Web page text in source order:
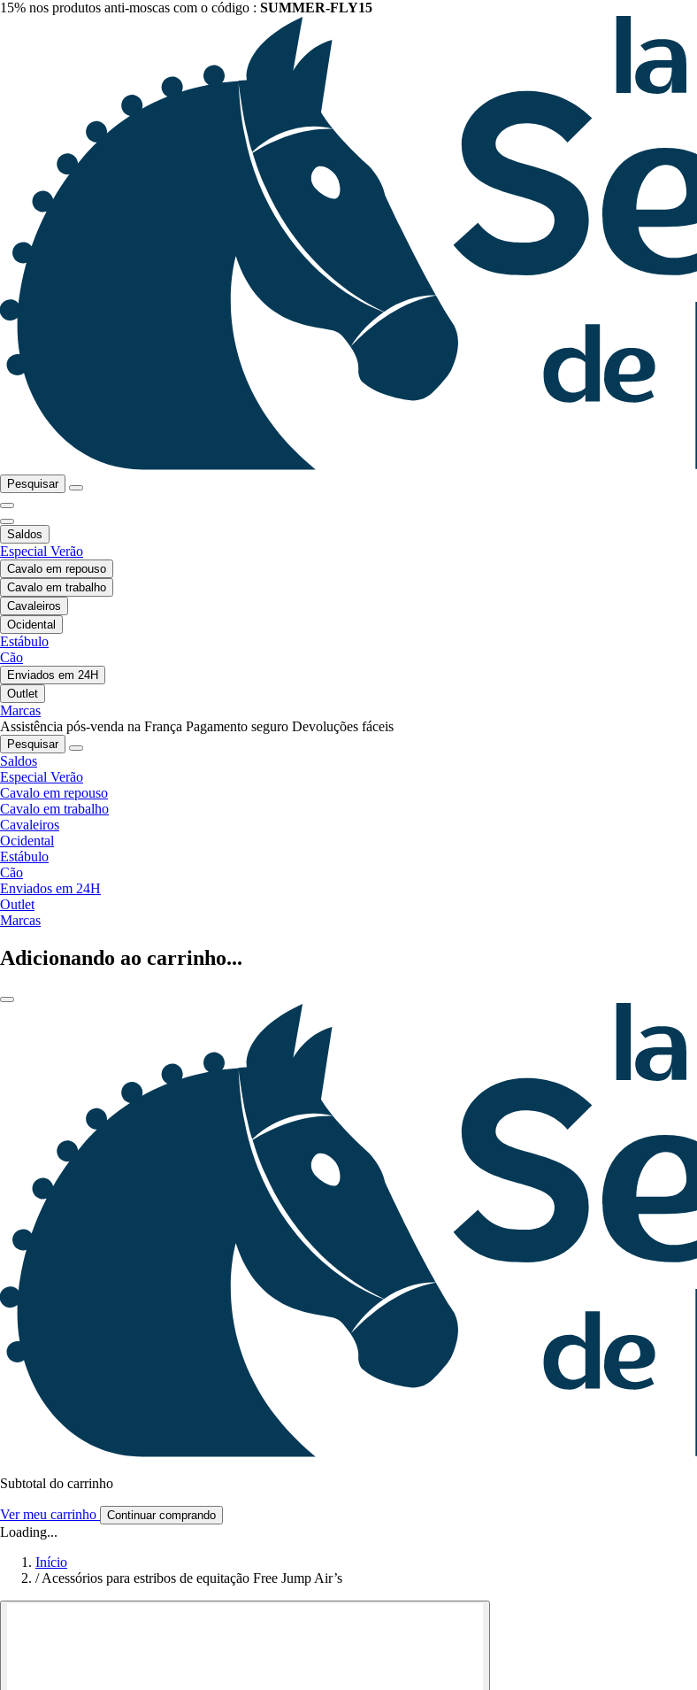
15% nos produtos anti-moscas com o código : SUMMER-FLY15
Pesquisar
Saldos
Especial Verão
Cavalo em repouso
Cavalo em trabalho
Cavaleiros
Ocidental
Estábulo
Cão
Enviados em 24H
Outlet
Marcas
Assistência pós-venda na França Pagamento seguro Devoluções fáceis
Pesquisar
Saldos
Especial Verão
Cavalo em repouso
Cavalo em trabalho
Cavaleiros
Ocidental
Estábulo
Cão
Enviados em 24H
Outlet
Marcas
Adicionando ao carrinho...
Subtotal do carrinho
Ver meu carrinho Continuar comprando
Loading...
Início
/ Acessórios para estribos de equitação Free Jump Air’s